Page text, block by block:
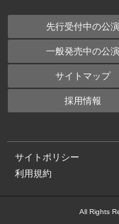
先行受付中の公演
一般発売中の公演
サイトマップ
採用情報
サイトポリシー
利用規約
All Rights